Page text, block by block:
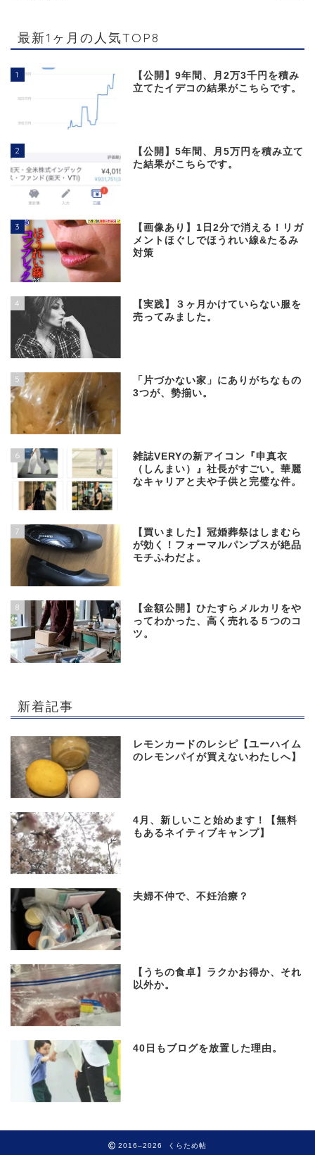
最新1ヶ月の人気TOP8
1
【公開】9年間、月2万3千円を積み
立てたイデコの結果がこちらです。
2
【公開】5年間、月5万円を積み立て
た結果がこちらです。
3
【画像あり】1日2分で消える！リガ
メントほぐしでほうれい線&たるみ
対策
4
【実践】３ヶ月かけていらない服を
売ってみました。
5
「片づかない家」にありがちなもの
3つが、勢揃い。
6
雑誌VERYの新アイコン『申真衣
（しんまい）』社長がすごい。華麗
なキャリアと夫や子供と完璧な件。
7
【買いました】冠婚葬祭はしまむら
が効く！フォーマルパンプスが絶品
モチふわだよ。
8
【金額公開】ひたすらメルカリをや
ってわかった、高く売れる５つのコ
ツ。
新着記事
レモンカードのレシピ【ユーハイム
のレモンパイが買えないわたしへ】
4月、新しいこと始めます！【無料
もあるネイティブキャンプ】
夫婦不仲で、不妊治療？
【うちの食卓】ラクかお得か、それ
以外か。
40日もブログを放置した理由。
2016–2026 くらため帖